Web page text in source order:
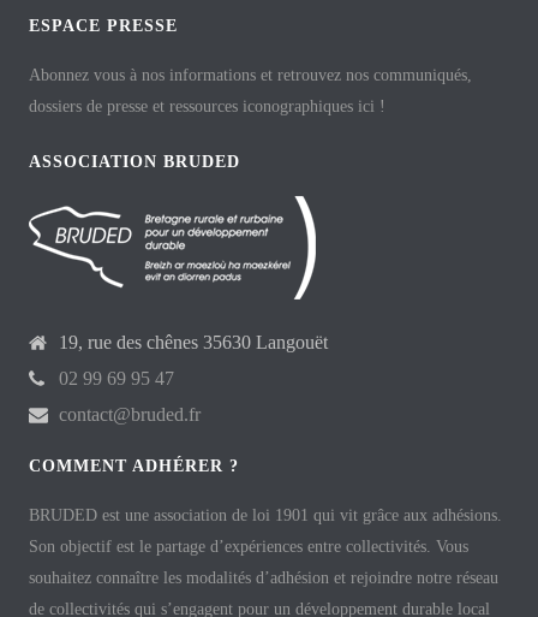
ESPACE PRESSE
Abonnez vous à nos informations et retrouvez nos communiqués,
dossiers de presse et ressources iconographiques ici !
ASSOCIATION BRUDED
19, rue des chênes 35630 Langouët
02 99 69 95 47
contact@bruded.fr
COMMENT ADHÉRER ?
BRUDED est une association de loi 1901 qui vit grâce aux adhésions.
Son objectif est le partage d’expériences entre collectivités. Vous
souhaitez connaître les modalités d’adhésion et rejoindre notre réseau
de collectivités qui s’engagent pour un développement durable local